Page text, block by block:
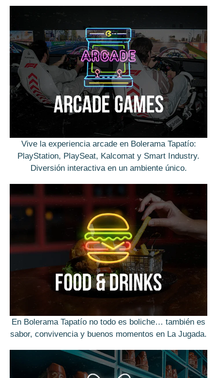
Vive la experiencia arcade en Bolerama Tapatío:
PlayStation, PlaySeat, Kalcomat y Smart Industry.
Diversión interactiva en un ambiente único.
En Bolerama Tapatío no todo es boliche… también es
sabor, convivencia y buenos momentos en La Jugada.